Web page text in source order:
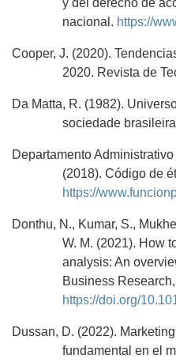
y del derecho de
nacional. https://
Cooper, J. (2020).
2020. Revista de
Da Matta, R. (1982).
sociedade
Departamento
(2018). Código de
https://
Donthu, N., Kumar, S.,
W. M. (2021). How
analysis: An
Business
https://doi.org/
Dussan, D. (2022).
fundamental en el